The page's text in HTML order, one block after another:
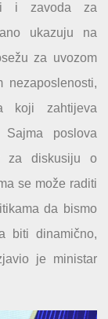
i zavoda za
ukazuju na
za uvozom
koji zahtijeva
poslova
za diskusiju o
se može raditi
da bismo
biti dinamično,
je ministar